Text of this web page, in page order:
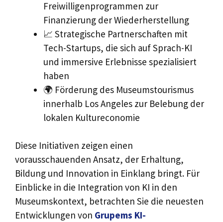
Freiwilligenprogrammen zur
Finanzierung der Wiederherstellung
📈 Strategische Partnerschaften mit
Tech-Startups, die sich auf Sprach-KI
und immersive Erlebnisse spezialisiert
haben
🌍 Förderung des Museumstourismus
innerhalb Los Angeles zur Belebung der
lokalen Kultureconomie
Diese Initiativen zeigen einen
vorausschauenden Ansatz, der Erhaltung,
Bildung und Innovation in Einklang bringt. Für
Einblicke in die Integration von KI in den
Museumskontext, betrachten Sie die neuesten
Entwicklungen von Grupems KI-